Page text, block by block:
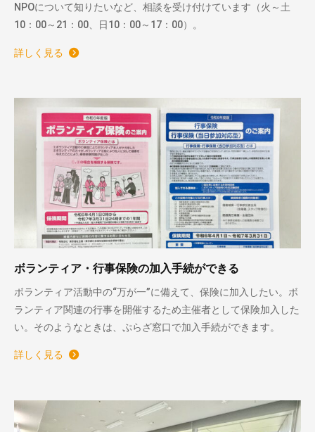
NPOについて知りたいなど、相談を受け付けています（火～土
10：00～21：00、日10：00～17：00）。
詳しく見る
ボランティア・行事保険の加入手続ができる
ボランティア活動中の“万が一”に備えて、保険に加入したい。ボ
ランティア関連の行事を開催するため主催者として保険加入した
い。そのようなときは、ぷらざ窓口で加入手続ができます。
詳しく見る